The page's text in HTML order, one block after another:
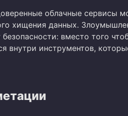
облачные сервисы
хищения данных.
вместо того
внутри инструментов,